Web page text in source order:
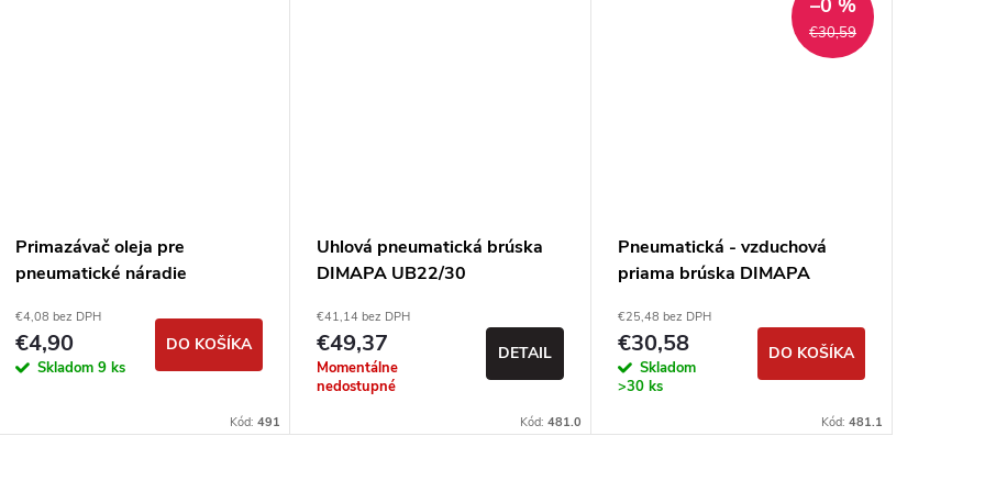
Primazávač oleja pre
pneumatické náradie
€4,08 bez DPH
€4,90
Skladom 9 ks
DO KOŠÍKA
Kód: 491
Uhlová pneumatická brúska
DIMAPA UB22/30
€41,14 bez DPH
€49,37
Momentálne
nedostupné
DETAIL
Kód: 481.0
€30,59
–0 %
Pneumatická - vzduchová
priama brúska DIMAPA
€25,48 bez DPH
€30,58
Skladom
>30 ks
DO KOŠÍKA
Kód: 481.1